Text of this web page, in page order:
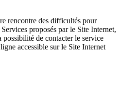
rencontre des difficultés pour
proposés par le Site Internet,
de contacter le service
accessible sur le Site Internet